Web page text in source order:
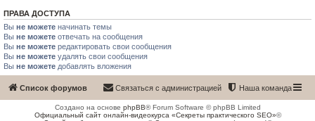
ПРАВА ДОСТУПА
Вы не можете начинать темы
Вы не можете отвечать на сообщения
Вы не можете редактировать свои сообщения
Вы не можете удалять свои сообщения
Вы не можете добавлять вложения
Список форумов Наша команда
Связаться с администрацией
Создано на основе phpBB® Forum Software © phpBB Limited
Официальный сайт онлайн-видеокурса «Секреты практического SEO»©